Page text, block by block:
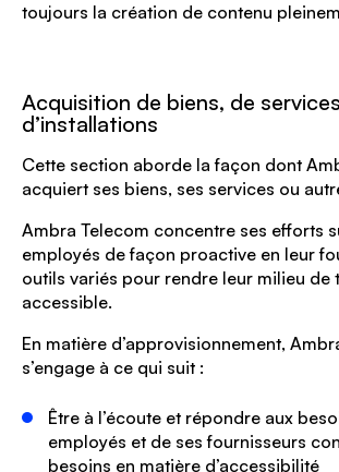
toujours la création de contenu
Acquisition de biens, de
d’installations
Cette section aborde la façon dont
acquiert ses biens, ses services ou
Ambra Telecom concentre ses efforts
employés de façon proactive en leur
outils variés pour rendre leur milieu de
accessible.
En matière d’approvisionnement,
s’engage à ce qui suit :
Être à l’écoute et répondre aux
employés et de ses fournisseurs
besoins en matière d’accessibilité